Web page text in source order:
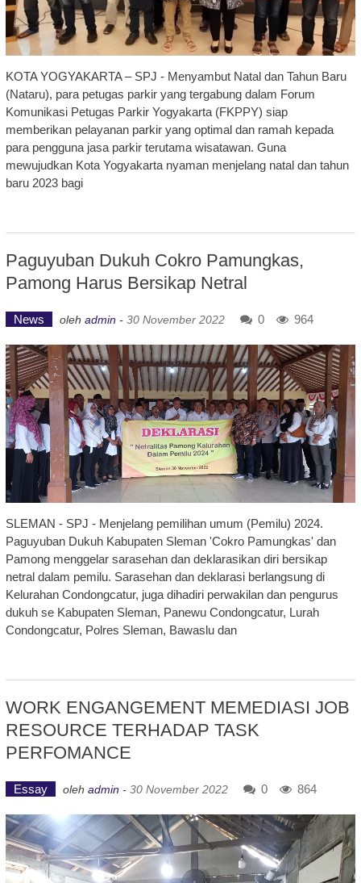
KOTA YOGYAKARTA – SPJ - Menyambut Natal dan Tahun Baru
(Nataru), para petugas parkir yang tergabung dalam Forum
Komunikasi Petugas Parkir Yogyakarta (FKPPY) siap
memberikan pelayanan parkir yang optimal dan ramah kepada
para pengguna jasa parkir terutama wisatawan. Guna
mewujudkan Kota Yogyakarta nyaman menjelang natal dan tahun
baru 2023 bagi
Paguyuban Dukuh Cokro Pamungkas,
Pamong Harus Bersikap Netral
News oleh admin - 30 November 2022 0 964
SLEMAN - SPJ - Menjelang pemilihan umum (Pemilu) 2024.
Paguyuban Dukuh Kabupaten Sleman 'Cokro Pamungkas' dan
Pamong menggelar sarasehan dan deklarasikan diri bersikap
netral dalam pemilu. Sarasehan dan deklarasi berlangsung di
Kelurahan Condongcatur, juga dihadiri perwakilan dan pengurus
dukuh se Kabupaten Sleman, Panewu Condongcatur, Lurah
Condongcatur, Polres Sleman, Bawaslu dan
WORK ENGANGEMENT MEMEDIASI JOB
RESOURCE TERHADAP TASK
PERFOMANCE
Essay oleh admin - 30 November 2022 0 864